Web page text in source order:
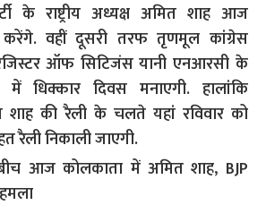
के राष्ट्रीय अध्यक्ष अमित शाह आज
वहीं दूसरी तरफ तृणमूल कांग्रेस
ऑफ सिटिजंस यानी एनआरसी के
धिक्कार दिवस मनाएगी. हालांकि
की रैली के चलते यहां रविवार को
रैली निकाली जाएगी.